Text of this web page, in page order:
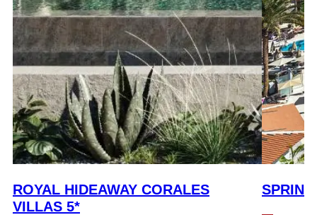
ROYAL HIDEAWAY CORALES
VILLAS 5*